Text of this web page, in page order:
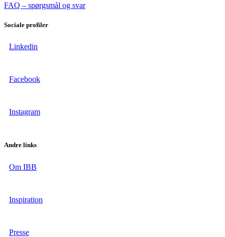
FAQ – spørgsmål og svar
Sociale profiler
Linkedin
Facebook
Instagram
Andre links
Om IBB
Inspiration
Presse